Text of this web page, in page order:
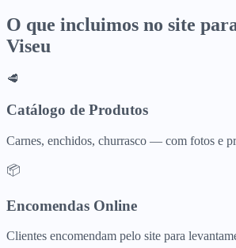
O que incluimos no site
Viseu
🥩
Catálogo de Produtos
Carnes, enchidos, churrasco — com fotos e
📦
Encomendas Online
Clientes encomendam pelo site para